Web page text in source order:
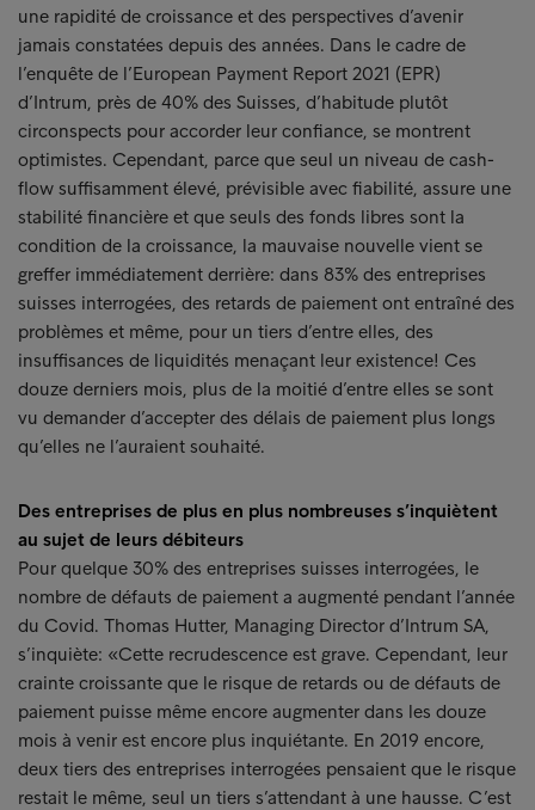
une rapidité de croissance et des perspectives d’avenir
jamais constatées depuis des années. Dans le cadre de
l’enquête de l’European Payment Report 2021 (EPR)
d’Intrum, près de 40% des Suisses, d’habitude plutôt
circonspects pour accorder leur confiance, se montrent
optimistes. Cependant, parce que seul un niveau de cash-
flow suffisamment élevé, prévisible avec fiabilité, assure une
stabilité financière et que seuls des fonds libres sont la
condition de la croissance, la mauvaise nouvelle vient se
greffer immédiatement derrière: dans 83% des entreprises
suisses interrogées, des retards de paiement ont entraîné des
problèmes et même, pour un tiers d’entre elles, des
insuffisances de liquidités menaçant leur existence! Ces
douze derniers mois, plus de la moitié d’entre elles se sont
vu demander d’accepter des délais de paiement plus longs
qu’elles ne l’auraient souhaité.
Des entreprises de plus en plus nombreuses s’inquiètent
au sujet de leurs débiteurs
Pour quelque 30% des entreprises suisses interrogées, le
nombre de défauts de paiement a augmenté pendant l’année
du Covid. Thomas Hutter, Managing Director d’Intrum SA,
s’inquiète: «Cette recrudescence est grave. Cependant, leur
crainte croissante que le risque de retards ou de défauts de
paiement puisse même encore augmenter dans les douze
mois à venir est encore plus inquiétante. En 2019 encore,
deux tiers des entreprises interrogées pensaient que le risque
restait le même, seul un tiers s’attendant à une hausse. C’est